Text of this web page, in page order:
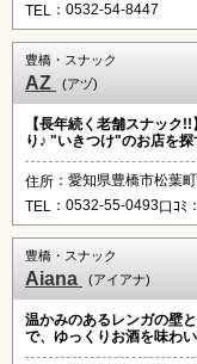
TEL ：0532-54-8447
豊橋・スナック
AZ (アヅ)
【長年続く老舗スナック
り♪ "いきつけ"のお店を
住所 ：愛知県豊橋市松葉
TEL
：0532-55-0493口ｺﾐ
豊橋・スナック
Aiana (アイアナ)
温かみのあるレンガの壁
で、ゆっくりお酒を味わ